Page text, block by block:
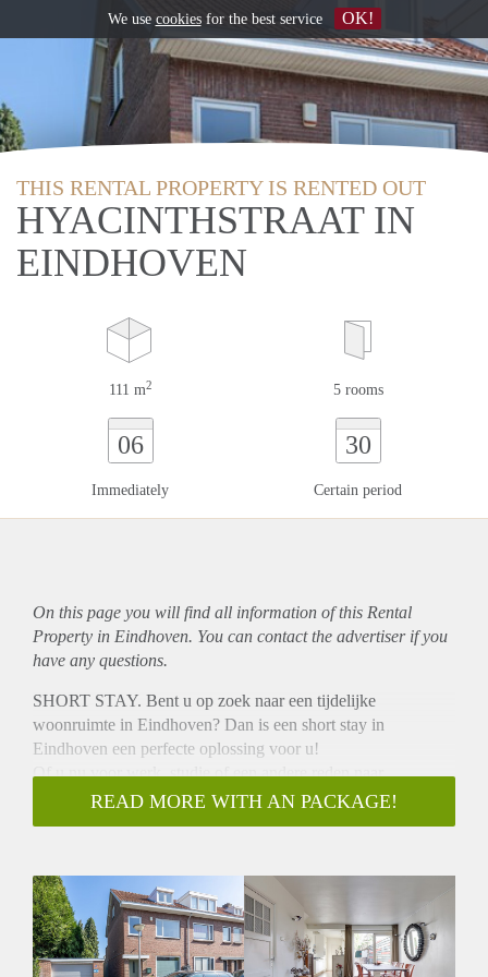
THIS RENTAL PROPERTY IS RENTED OUT
HYACINTHSTRAAT IN
EINDHOVEN
111 m2 5 rooms
06
Immediately
30
Certain period
On this page you will find all information of this Rental
Property in Eindhoven. You can contact the advertiser if you
have any questions.
SHORT STAY. Bent u op zoek naar een tijdelijke
woonruimte in Eindhoven? Dan is een short stay in
Eindhoven een perfecte oplossing voor u!
Of u nu voor werk, studie of een andere reden naar
Eindhoven komt, het is prettig om een goede thuisbasis te
hebben. Door tijdelijk een woonruimte te huren bent u
aantal weken/maanden en het geeft u een prettig en huiselijk
gevoel.
Deze woning gelegen aan de Hyacinthstraat in Eindhoven.
Met een perceeloppervlakte van 127 m² en een
READ MORE WITH AN PACKAGE!
We use cookiesfor the best service OK!